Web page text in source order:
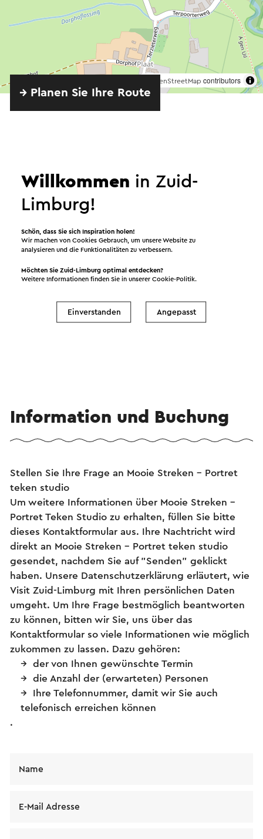
OpenStreetMap contributors
→ Planen Sie Ihre Route
Angeboten von
Mooie Streken - Portret teken
Information und Buchung
Stellen Sie Ihre Frage an Mooie Streken - Portret
teken studio
Um weitere Informationen über Mooie Streken -
Portret Teken Studio zu erhalten, füllen Sie bitte
dieses Kontaktformular aus. Ihre Nachtricht wird
direkt an Mooie Streken - Portret teken studio
gesendet, nachdem Sie auf "Senden" geklickt
haben. Unsere Datenschutzerklärung erläutert, wie
Visit Zuid-Limburg mit Ihren persönlichen Daten
umgeht. Um Ihre Frage bestmöglich beantworten
zu können, bitten wir Sie, uns über das
Kontaktformular so viele Informationen wie möglich
zukommen zu lassen. Dazu gehören:
der von Ihnen gewünschte Termin
die Anzahl der (erwarteten) Personen
Ihre Telefonnummer, damit wir Sie auch
telefonisch erreichen können
.
Name
E-Mail Adresse
Willkommen in Zuid-
Limburg!
Schön, dass Sie sich Inspiration holen!
Wir machen von Cookies Gebrauch, um unsere Website zu
analysieren und die Funktionalitäten zu verbessern.
Möchten Sie Zuid-Limburg optimal entdecken?
Weitere Informationen finden Sie in unsererCookie-Politik.
Einverstanden Angepasst